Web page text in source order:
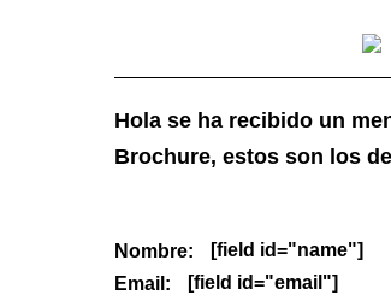
Hola se ha recibido un
Brochure, estos son los
Nombre:
[field id="name"]
Email:
[field id="email"]